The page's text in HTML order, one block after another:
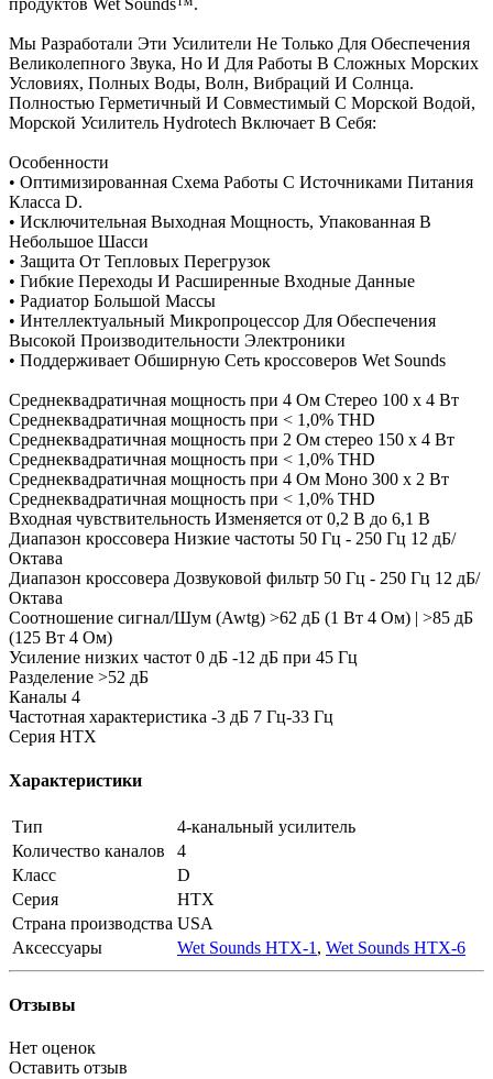
продуктов Wet Sounds™.
Мы Разработали Эти Усилители Не Только Для Обеспечения
Великолепного Звука, Но И Для Работы В Сложных Морских
Условиях, Полных Воды, Волн, Вибраций И Солнца.
Полностью Герметичный И Совместимый С Морской Водой,
Морской Усилитель Hydrotech Включает В Себя:
Особенности
• Оптимизированная Схема Работы С Источниками Питания
Класса D.
• Исключительная Выходная Мощность, Упакованная В
Небольшое Шасси
• Защита От Тепловых Перегрузок
• Гибкие Переходы И Расширенные Входные Данные
• Радиатор Большой Массы
• Интеллектуальный Микропроцессор Для Обеспечения
Высокой Производительности Электроники
• Поддерживает Обширную Сеть кроссоверов Wet Sounds
Среднеквадратичная мощность при 4 Ом Стерео 100 x 4 Вт
Среднеквадратичная мощность при < 1,0% THD
Среднеквадратичная мощность при 2 Ом стерео 150 x 4 Вт
Среднеквадратичная мощность при < 1,0% THD
Среднеквадратичная мощность при 4 Ом Моно 300 x 2 Вт
Среднеквадратичная мощность при < 1,0% THD
Входная чувствительность Изменяется от 0,2 В до 6,1 В
Диапазон кроссовера Низкие частоты 50 Гц - 250 Гц 12 дБ/
Октава
Диапазон кроссовера Дозвуковой фильтр 50 Гц - 250 Гц 12 дБ/
Октава
Соотношение сигнал/Шум (Awtg) >62 дБ (1 Вт 4 Ом) | >85 дБ
(125 Вт 4 Ом)
Усиление низких частот 0 дБ -12 дБ при 45 Гц
Разделение >52 дБ
Каналы 4
Частотная характеристика -3 дБ 7 Гц-33 Гц
Серия HTX
Характеристики
Тип
4-канальный усилитель
Количество каналов
4
Класс
D
Серия
HTX
Страна производства USA
Аксессуары
Wet Sounds HTX-1 , Wet Sounds HTX-6
Отзывы
Нет оценок
Оставить отзыв